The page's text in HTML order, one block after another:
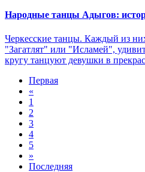
Народные танцы Адыгов:
Черкесские танцы. Каждый из
"Загатлят" или "Исламей",
кругу танцуют девушки в
Первая
«
1
2
3
4
5
»
Последняя